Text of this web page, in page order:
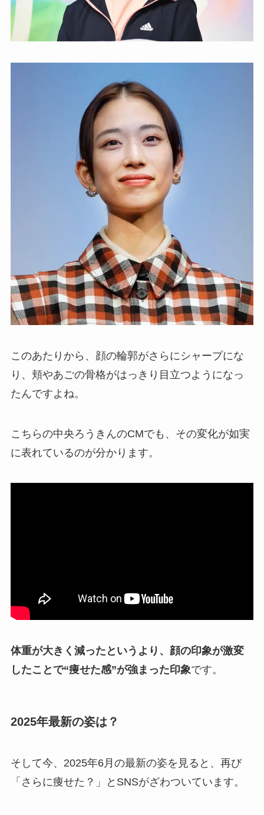
このあたりから、顔の輪郭がさらにシャープにな
り、頬やあごの骨格がはっきり目立つようになっ
たんですよね。
こちらの中央ろうきんのCMでも、その変化が如実
に表れているのが分かります。
体重が大きく減ったというより、顔の印象が激変
したことで“痩せた感”が強まった印象です。
2025年最新の姿は？
そして今、2025年6月の最新の姿を見ると、再び
「さらに痩せた？」とSNSがざわついています。